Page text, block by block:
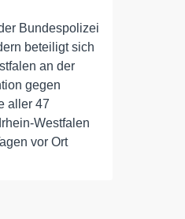
Bundespolizei
beteiligt sich
an der
gegen
aller 47
Westfalen
vor Ort